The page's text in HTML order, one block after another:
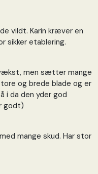
vildt. Karin kræver en
sikker etablering.
men sætter mange
og brede blade og er
i da den yder god
godt)
mange skud. Har stor